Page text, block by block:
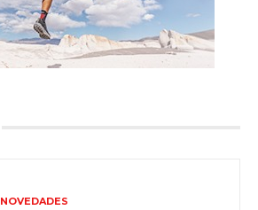
NOVEDADES